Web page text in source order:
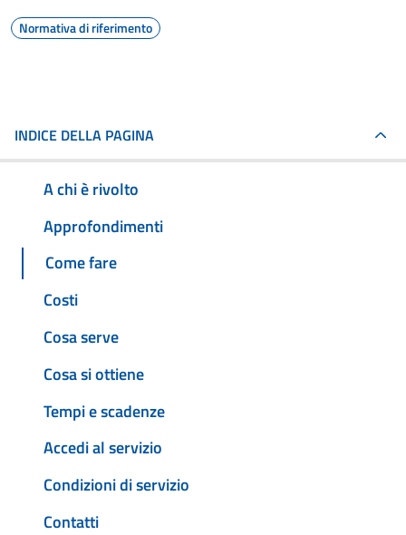
Normativa di riferimento
INDICE DELLA PAGINA
A chi è rivolto
Approfondimenti
Come fare
Costi
Cosa serve
Cosa si ottiene
Tempi e scadenze
Accedi al servizio
Condizioni di servizio
Contatti